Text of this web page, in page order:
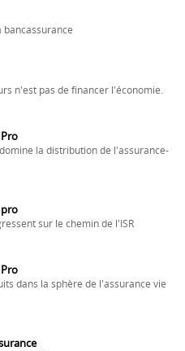
bancassurance
n'est pas de financer l'économie.
la distribution de l'assurance-
pro
sur le chemin de l'ISR
dans la sphère de l'assurance vie